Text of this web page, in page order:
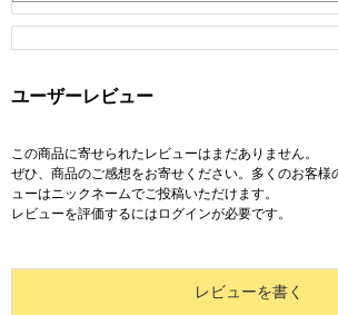
ユーザーレビュー
この商品に寄せられたレビューはまだありません。
ぜひ、商品のご感想をお寄せください。多くのお客様
ューはニックネームでご投稿いただけます。
レビューを評価するには ログインが必要です。
レビューを書く